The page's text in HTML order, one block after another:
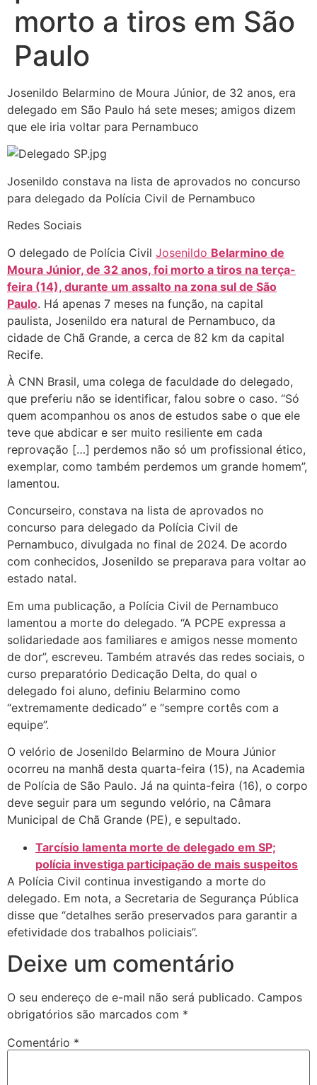
morto a tiros em São
Paulo
Josenildo Belarmino de Moura Júnior, de 32 anos, era
delegado em São Paulo há sete meses; amigos dizem
que ele iria voltar para Pernambuco
Josenildo constava na lista de aprovados no concurso
para delegado da Polícia Civil de Pernambuco
Redes Sociais
O delegado de Polícia Civil Josenildo Belarmino de
Moura Júnior, de 32 anos, foi morto a tiros na terça-
feira (14), durante um assalto na zona sul de São
Paulo. Há apenas 7 meses na função, na capital
paulista, Josenildo era natural de Pernambuco, da
cidade de Chã Grande, a cerca de 82 km da capital
Recife.
À CNN Brasil, uma colega de faculdade do delegado,
que preferiu não se identificar, falou sobre o caso. “Só
quem acompanhou os anos de estudos sabe o que ele
teve que abdicar e ser muito resiliente em cada
reprovação […] perdemos não só um profissional ético,
exemplar, como também perdemos um grande homem”,
lamentou.
Concurseiro, constava na lista de aprovados no
concurso para delegado da Polícia Civil de
Pernambuco, divulgada no final de 2024. De acordo
com conhecidos, Josenildo se preparava para voltar ao
estado natal.
Em uma publicação, a Polícia Civil de Pernambuco
lamentou a morte do delegado. “A PCPE expressa a
solidariedade aos familiares e amigos nesse momento
de dor”, escreveu. Também através das redes sociais, o
curso preparatório Dedicação Delta, do qual o
delegado foi aluno, definiu Belarmino como
“extremamente dedicado” e “sempre cortês com a
equipe”.
O velório de Josenildo Belarmino de Moura Júnior
ocorreu na manhã desta quarta-feira (15), na Academia
de Polícia de São Paulo. Já na quinta-feira (16), o corpo
deve seguir para um segundo velório, na Câmara
Municipal de Chã Grande (PE), e sepultado.
Tarcísio lamenta morte de delegado em SP;
polícia investiga participação de mais suspeitos
A Polícia Civil continua investigando a morte do
delegado. Em nota, a Secretaria de Segurança Pública
disse que “detalhes serão preservados para garantir a
efetividade dos trabalhos policiais”.
Deixe um comentário
O seu endereço de e-mail não será publicado. Campos
obrigatórios são marcados com *
Comentário *